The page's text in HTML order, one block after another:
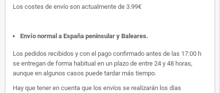
Los costes de envío son actualmente de 3.99€
Envío normal a España peninsular y Baleares.
Los pedidos recibidos y con el pago confirmado antes de las 17:00 h
se entregan de forma habitual en un plazo de entre 24 y 48 horas,
aunque en algunos casos puede tardar más tiempo.
Hay que tener en cuenta que los envíos se realizarán los días